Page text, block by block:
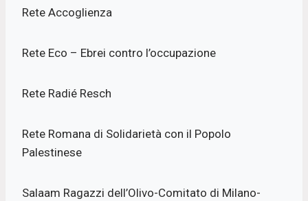
Rete Accoglienza
Rete Eco – Ebrei contro l’occupazione
Rete Radié Resch
Rete Romana di Solidarietà con il Popolo
Palestinese
Salaam Ragazzi dell’Olivo-Comitato di Milano-